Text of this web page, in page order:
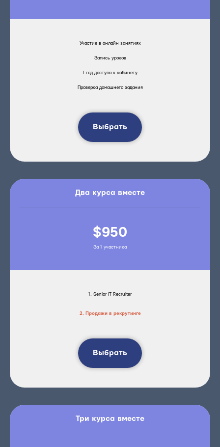
Участие в онлайн занятиях
Запись уроков
1 год доступа к кабинету
Проверка домашнего задания
Выбрать
Два курса вместе
$950
За 1 участника
1. Senior IT Recruiter
2. Продажи в рекрутинге
Выбрать
Три курса вместе